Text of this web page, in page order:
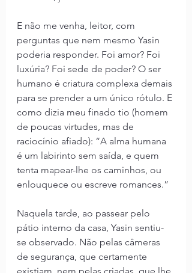
E não me venha, leitor, com
perguntas que nem mesmo Yasin
poderia responder. Foi amor? Foi
luxúria? Foi sede de poder? O ser
humano é criatura complexa demais
para se prender a um único rótulo. E
como dizia meu finado tio (homem
de poucas virtudes, mas de
raciocínio afiado): “A alma humana
é um labirinto sem saída, e quem
tenta mapear-lhe os caminhos, ou
enlouquece ou escreve romances.”
Naquela tarde, ao passear pelo
pátio interno da casa, Yasin sentiu-
se observado. Não pelas câmeras
de segurança, que certamente